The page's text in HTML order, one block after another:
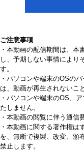
ご注意事項
・本動画の配信期間は、
し、予期しない事情により
す。
・パソコンや端末のOSの
は、動画が再生されないこ
・パソコンや端末のOS、
たしません。
・本動画の閲覧に伴う通信
・本動画に関する著作権
を、無断で複製、改変、頒
禁止します。